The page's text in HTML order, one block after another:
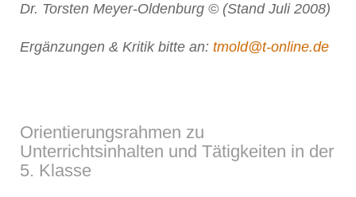
Dr. Torsten Meyer-Oldenburg © (Stand Juli 2008)
Ergänzungen & Kritik bitte an: tmold@t-online.de
Orientierungsrahmen zu
Unterrichtsinhalten und Tätigkeiten in der
5. Klasse